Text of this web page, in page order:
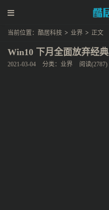
当前位置： 酷居科技 > 业界 > 正文
Win10 下月全面放弃经
2021-03-04 分类： 业界 阅读(2787)